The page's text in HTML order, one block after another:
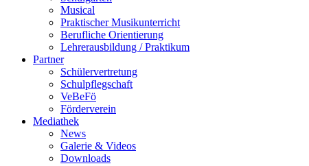
Musical
Praktischer Musikunterricht
Berufliche Orientierung
Lehrerausbildung / Praktikum
Partner
Schülervertretung
Schulpflegschaft
VeBeFö
Förderverein
Mediathek
News
Galerie & Videos
Downloads